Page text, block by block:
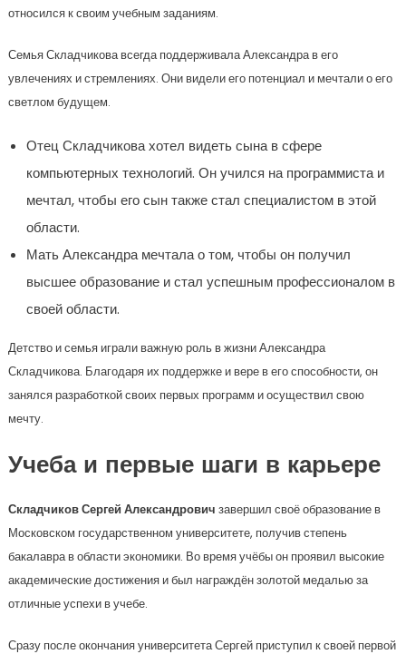
относился к своим учебным заданиям.
Семья Складчикова всегда поддерживала Александра в его
увлечениях и стремлениях. Они видели его потенциал и мечтали о его
светлом будущем.
Отец Складчикова хотел видеть сына в сфере
компьютерных технологий. Он учился на программиста и
мечтал, чтобы его сын также стал специалистом в этой
области.
Мать Александра мечтала о том, чтобы он получил
высшее образование и стал успешным профессионалом в
своей области.
Детство и семья играли важную роль в жизни Александра
Складчикова. Благодаря их поддержке и вере в его способности, он
занялся разработкой своих первых программ и осуществил свою
мечту.
Учеба и первые шаги в карьере
Складчиков Сергей Александрович завершил своё образование в
Московском государственном университете, получив степень
бакалавра в области экономики. Во время учёбы он проявил высокие
академические достижения и был награждён золотой медалью за
отличные успехи в учебе.
Сразу после окончания университета Сергей приступил к своей первой